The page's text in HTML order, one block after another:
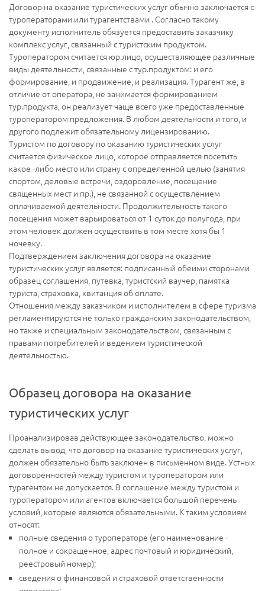
Договор на оказание туристических услуг обычно заключается с
туроператорами или турагентствами . Согласно такому
документу исполнитель обязуется предоставить заказчику
комплекс услуг, связанный с туристским продуктом.
Туроператором считается юр.лицо, осуществляющее различные
виды деятельности, связанные с тур.продуктом: и его
формирование, и продвижение, и реализация. Турагент же, в
отличие от оператора, не занимается формированием
тур.продукта, он реализует чаще всего уже предоставленные
туроператором предложения. В любом деятельности и того, и
другого подлежит обязательному лицензированию.
Туристом по договору по оказанию туристических услуг
считается физическое лицо, которое отправляется посетить
какое -либо место или страну с определенной целью (занятия
спортом, деловые встречи, оздоровление, посещение
священных мест и пр.), не связанной с осуществлением
оплачиваемой деятельности. Продолжительность такого
посещения может варьироваться от 1 суток до полугода, при
этом человек должен осуществить в том месте хотя бы 1
ночевку.
Подтверждением заключения договора на оказание
туристических услуг является: подписанный обеими сторонами
образец соглашения, путевка, туристский ваучер, памятка
туриста, страховка, квитанция об оплате.
Отношения между заказчиком и исполнителем в сфере туризма
регламентируются не только гражданским законодательством,
но также и специальным законодательством, связанным с
правами потребителей и ведением туристической
деятельностью.
Образец договора на оказание
туристических услуг
Проанализировав действующее законодательство, можно
сделать вывод, что договор на оказание туристических услуг,
должен обязательно быть заключен в письменном виде. Устных
договоренностей между туристом и туроператором или
турагентом не допускается. В соглашение между туристом и
туроператором или агентов включается большой перечень
условий, которые являются обязательными. К таким условиям
относят:
полные сведения о туроператоре (его наименование -
полное и сокращенное, адрес почтовый и юридический,
реестровый номер);
сведения о финансовой и страховой ответственности